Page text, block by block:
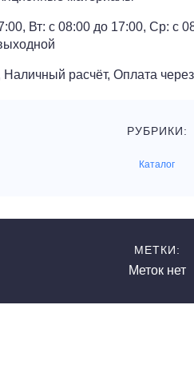
Вт: с 08:00 до 17:00, Ср: с
расчёт, Оплата
РУБРИКИ:
Каталог
МЕТКИ:
Меток нет